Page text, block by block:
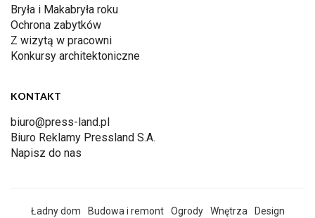
Bryła i Makabryła roku
Ochrona zabytków
Z wizytą w pracowni
Konkursy architektoniczne
KONTAKT
biuro@press-land.pl
Biuro Reklamy Pressland S.A.
Napisz do nas
Ładny dom Budowa i remont Ogrody Wnętrza
Design